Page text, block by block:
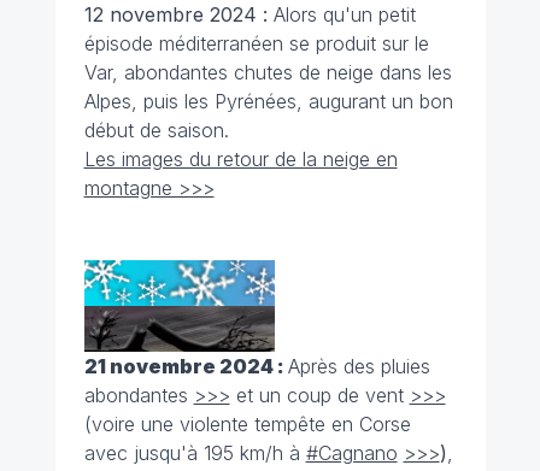
12 novembre 2024 : Alors qu'un petit
épisode méditerranéen se produit sur le
Var, abondantes chutes de neige dans les
Alpes, puis les Pyrénées, augurant un bon
début de saison.
Les images du retour de la neige en
montagne >>>
21 novembre 2024 : Après des pluies
abondantes >>> et un coup de vent >>>
(voire une violente tempête en Corse
avec jusqu'à 195 km/h à #Cagnano >>>)